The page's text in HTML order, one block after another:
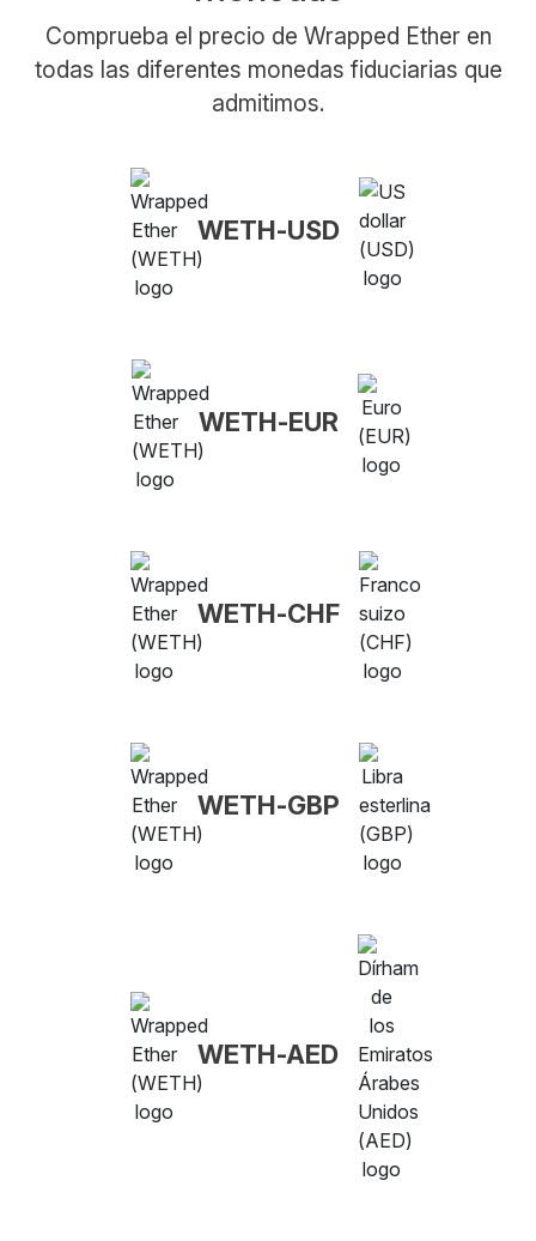
Comprueba el precio de Wrapped Ether en
todas las diferentes monedas fiduciarias que
admitimos.
WETH-USD
WETH-EUR
WETH-CHF
WETH-GBP
WETH-AED